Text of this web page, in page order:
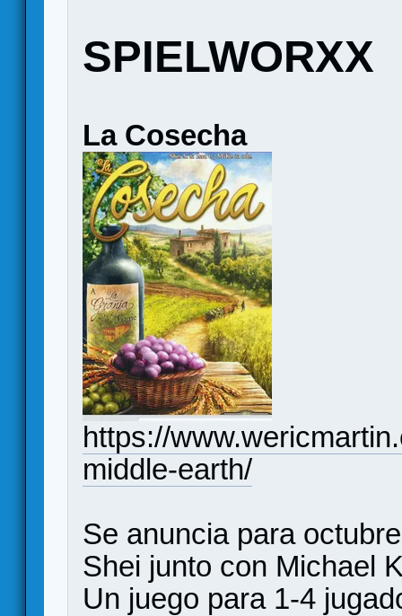
SPIELWORXX
La Cosecha
https://
middle-earth/
Se anuncia para
Shei junto con Michael
Un juego para 1-4